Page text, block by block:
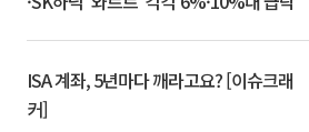
ISA 계좌, 5년마다 깨라고요? [이슈크래
커]